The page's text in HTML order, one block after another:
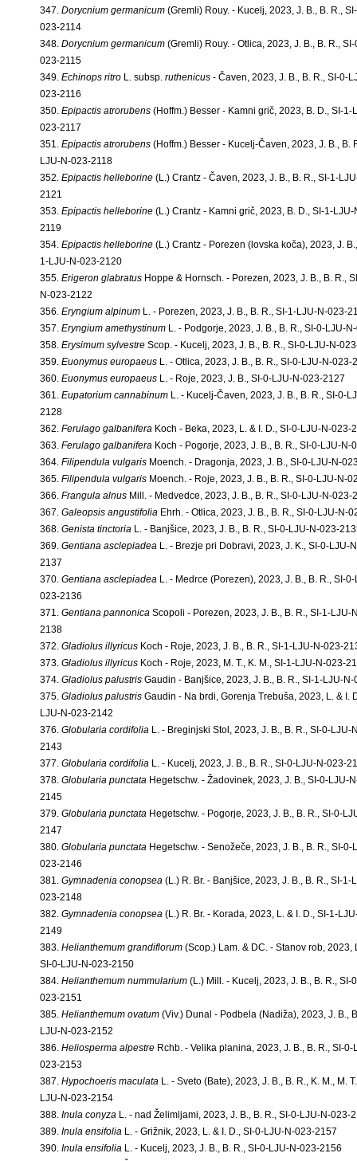
347. Dorycnium germanicum (Gremli) Rouy. - Kucelj, 2023, J. B., B. R.,
023-2114
348. Dorycnium germanicum (Gremli) Rouy. - Otlica, 2023, J. B., B. R.,
023-2115
349. Echinops ritro L. subsp. ruthenicus - Čaven, 2023, J. B., B. R., SI-0-
023-2116
350. Epipactis atrorubens (Hoffm.) Besser - Kamni grič, 2023, B. D., SI-1-
023-2117
351. Epipactis atrorubens (Hoffm.) Besser - Kucelj-Čaven, 2023, J. B., B.
LJU-N-023-2118
352. Epipactis helleborine (L.) Crantz - Čaven, 2023, J. B., B. R., SI-1-
2121
353. Epipactis helleborine (L.) Crantz - Kamni grič, 2023, B. D., SI-1-LJU-
2119
354. Epipactis helleborine (L.) Crantz - Porezen (lovska koča), 2023, J.
1-LJU-N-023-2120
355. Erigeron glabratus Hoppe & Hornsch. - Porezen, 2023, J. B., B. R.,
N-023-2122
356. Eryngium alpinum L. - Porezen, 2023, J. B., B. R., SI-1-LJU-N-023-
357. Eryngium amethystinum L. - Podgorje, 2023, J. B., B. R., SI-0-LJU-
358. Erysimum sylvestre Scop. - Kucelj, 2023, J. B., B. R., SI-0-LJU-N-
359. Euonymus europaeus L. - Otlica, 2023, J. B., B. R., SI-0-LJU-N-023-
360. Euonymus europaeus L. - Roje, 2023, J. B., SI-0-LJU-N-023-2127
361. Eupatorium cannabinum L. - Kucelj-Čaven, 2023, J. B., B. R., SI-0-
2128
362. Ferulago galbanifera Koch - Beka, 2023, L. & I. D., SI-0-LJU-N-023-
363. Ferulago galbanifera Koch - Pogorje, 2023, J. B., B. R., SI-0-LJU-N-
364. Filipendula vulgaris Moench. - Dragonja, 2023, J. B., SI-0-LJU-N-
365. Filipendula vulgaris Moench. - Roje, 2023, J. B., B. R., SI-0-LJU-N-
366. Frangula alnus Mill. - Medvedce, 2023, J. B., B. R., SI-0-LJU-N-023-
367. Galeopsis angustifolia Ehrh. - Otlica, 2023, J. B., B. R., SI-0-LJU-N-
368. Genista tinctoria L. - Banjšice, 2023, J. B., B. R., SI-0-LJU-N-023-
369. Gentiana asclepiadea L. - Brezje pri Dobravi, 2023, J. K., SI-0-LJU-
2137
370. Gentiana asclepiadea L. - Medrce (Porezen), 2023, J. B., B. R., SI-
023-2136
371. Gentiana pannonica Scopoli - Porezen, 2023, J. B., B. R., SI-1-LJU-
2138
372. Gladiolus illyricus Koch - Roje, 2023, J. B., B. R., SI-1-LJU-N-023-
373. Gladiolus illyricus Koch - Roje, 2023, M. T., K. M., SI-1-LJU-N-023-
374. Gladiolus palustris Gaudin - Banjšice, 2023, J. B., B. R., SI-1-LJU-
375. Gladiolus palustris Gaudin - Na brdi, Gorenja Trebuša, 2023, L. & I.
LJU-N-023-2142
376. Globularia cordifolia L. - Breginjski Stol, 2023, J. B., B. R., SI-0-LJU-
2143
377. Globularia cordifolia L. - Kucelj, 2023, J. B., B. R., SI-0-LJU-N-023-
378. Globularia punctata Hegetschw. - Žadovinek, 2023, J. B., SI-0-LJU-
2145
379. Globularia punctata Hegetschw. - Pogorje, 2023, J. B., B. R., SI-0-
2147
380. Globularia punctata Hegetschw. - Senožeče, 2023, J. B., B. R., SI-0-
023-2146
381. Gymnadenia conopsea (L.) R. Br. - Banjšice, 2023, J. B., B. R., SI-1-
023-2148
382. Gymnadenia conopsea (L.) R. Br. - Korada, 2023, L. & I. D., SI-1-
2149
383. Helianthemum grandiflorum (Scop.) Lam. & DC. - Stanov rob, 2023,
SI-0-LJU-N-023-2150
384. Helianthemum nummularium (L.) Mill. - Kucelj, 2023, J. B., B. R., SI-
023-2151
385. Helianthemum ovatum (Viv.) Dunal - Podbela (Nadiža), 2023, J. B.,
LJU-N-023-2152
386. Heliosperma alpestre Rchb. - Velika planina, 2023, J. B., B. R., SI-0-
023-2153
387. Hypochoeris maculata L. - Sveto (Bate), 2023, J. B., B. R., K. M., M.
LJU-N-023-2154
388. Inula conyza L. - nad Želimljami, 2023, J. B., B. R., SI-0-LJU-N-023-
389. Inula ensifolia L. - Grižnik, 2023, L. & I. D., SI-0-LJU-N-023-2157
390. Inula ensifolia L. - Kucelj, 2023, J. B., B. R., SI-0-LJU-N-023-2156